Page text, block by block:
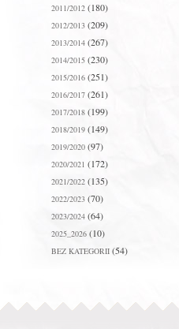
2011/2012(180)
2012/2013(209)
2013/2014(267)
2014/2015(230)
2015/2016(251)
2016/2017(261)
2017/2018(199)
2018/2019(149)
2019/2020(97)
2020/2021 (172)
2021/2022 (135)
2022/2023(70)
2023/2024(64)
2025_2026(10)
BEZ KATEGORII(54)